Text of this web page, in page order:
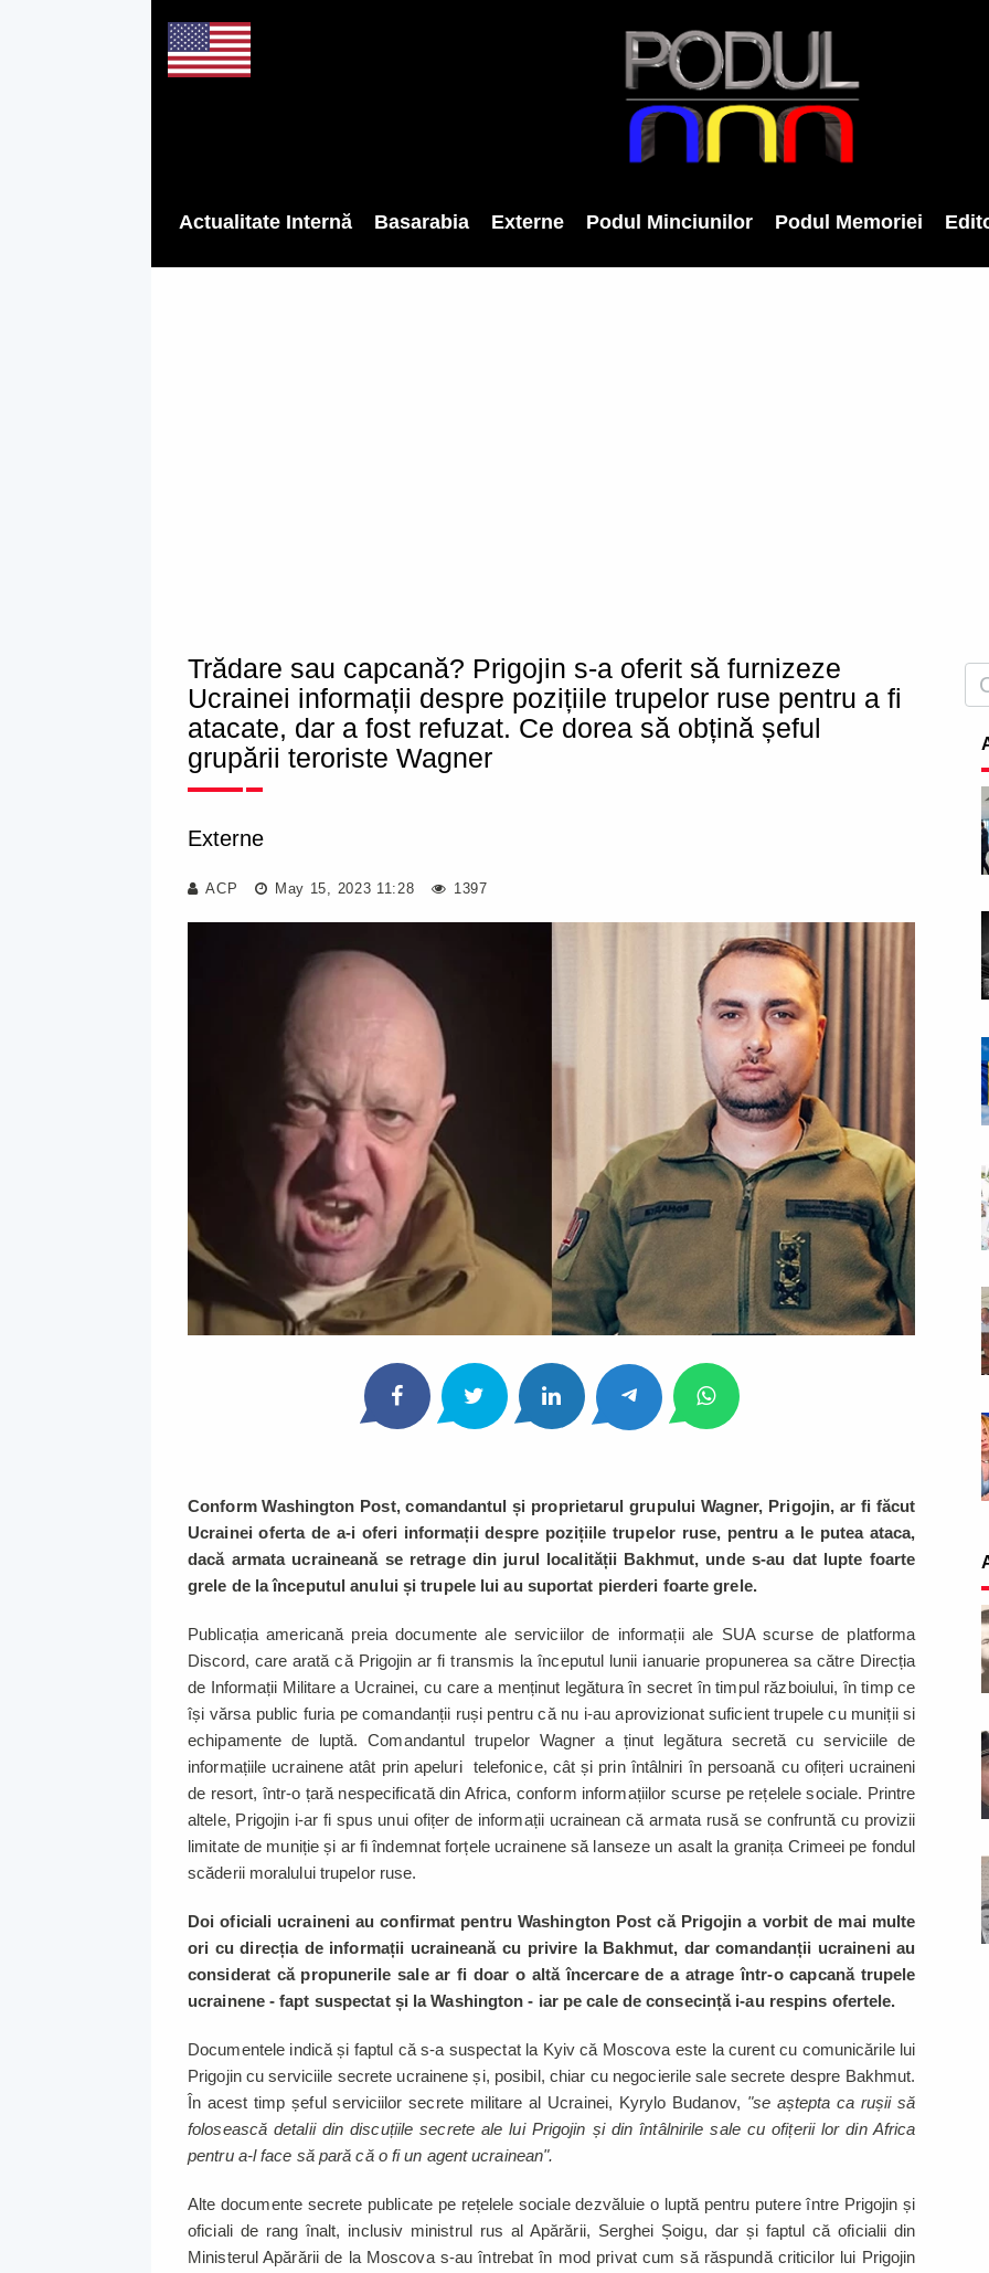
Actualitate Internă Basarabia Externe Podul Minciunilor Podul Memoriei
Trădare sau capcană? Prigojin s-a oferit să furnizeze
Ucrainei informații despre pozițiile trupelor ruse pentru a fi
atacate, dar a fost refuzat. Ce dorea să obțină șeful
grupării teroriste Wagner
Externe
ACP May 15, 2023 11:28 1397
Conform Washington Post, comandantul și proprietarul grupului Wagner, Prigojin, ar fi făcut
Ucrainei oferta de a-i oferi informații despre pozițiile trupelor ruse, pentru a le putea ataca,
dacă armata ucraineană se retrage din jurul localității Bakhmut, unde s-au dat lupte foarte
grele de la începutul anului și trupele lui au suportat pierderi foarte grele.
Publicația americană preia documente ale serviciilor de informații ale SUA scurse de platforma
Discord, care arată că Prigojin ar fi transmis la începutul lunii ianuarie propunerea sa către Direcția
de Informații Militare a Ucrainei, cu care a menținut legătura în secret în timpul războiului, în timp ce
își vărsa public furia pe comandanții ruși pentru că nu i-au aprovizionat suficient trupele cu muniții si
echipamente de luptă. Comandantul trupelor Wagner a ținut legătura secretă cu serviciile de
informațiile ucrainene atât prin apeluri telefonice, cât și prin întâlniri în persoană cu ofițeri ucraineni
de resort, într-o țară nespecificată din Africa, conform informațiilor scurse pe rețelele sociale. Printre
altele, Prigojin i-ar fi spus unui ofițer de informații ucrainean că armata rusă se confruntă cu provizii
limitate de muniție și ar fi îndemnat forțele ucrainene să lanseze un asalt la granița Crimeei pe fondul
scăderii moralului trupelor ruse.
Doi oficiali ucraineni au confirmat pentru Washington Post că Prigojin a vorbit de mai multe
ori cu direcția de informații ucraineană cu privire la Bakhmut, dar comandanții ucraineni au
considerat că propunerile sale ar fi doar o altă încercare de a atrage într-o capcană trupele
ucrainene - fapt suspectat și la Washington - iar pe cale de consecință i-au respins ofertele.
Documentele indică și faptul că s-a suspectat la Kyiv că Moscova este la curent cu comunicările lui
Prigojin cu serviciile secrete ucrainene și, posibil, chiar cu negocierile sale secrete despre Bakhmut.
În acest timp șeful serviciilor secrete militare al Ucrainei, Kyrylo Budanov, "se aștepta ca rușii să
folosească detalii din discuțiile secrete ale lui Prigojin și din întâlnirile sale cu ofițerii lor din Africa
pentru a-l face să pară că o fi un agent ucrainean".
Alte documente secrete publicate pe rețelele sociale dezvăluie o luptă pentru putere între Prigojin și
oficiali de rang înalt, inclusiv ministrul rus al Apărării, Serghei Șoigu, dar și faptul că oficialii din
Ministerul Apărării de la Moscova s-au întrebat în mod privat cum să răspundă criticilor lui Prigojin